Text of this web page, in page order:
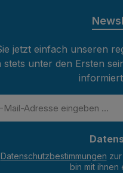
jetzt einfach unseren
stets unter den Ersten
Datenschutzbestimmungen
bin mit ihnen